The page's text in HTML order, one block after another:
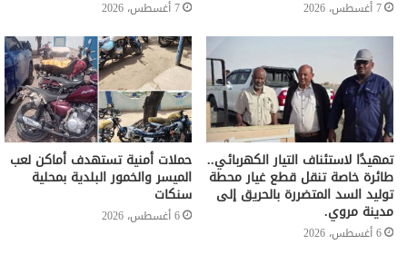
7 أغسطس، 2026 7 أغسطس، 2026
تمهيدًا لاستئناف التيار الكهربائي..
طائرة خاصة تنقل قطع غيار محطة
توليد السد المتضررة بالحريق إلى
مدينة مروي.
6 أغسطس، 2026
حملات أمنية تستهدف أماكن لعب
الميسر والخمور البلدية بمحلية
سنكات
6 أغسطس، 2026